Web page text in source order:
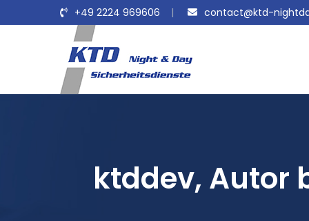
+49 2224 969606 contact@ktd-
ktddev, Autor